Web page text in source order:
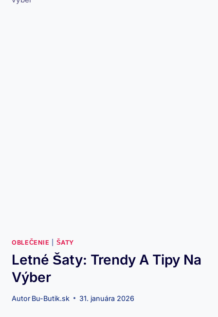
OBLEČENIE ŠATY
Letné Šaty: Trendy A Tipy Na
Výber
Autor Bu-Butik.sk 31. januára 2026